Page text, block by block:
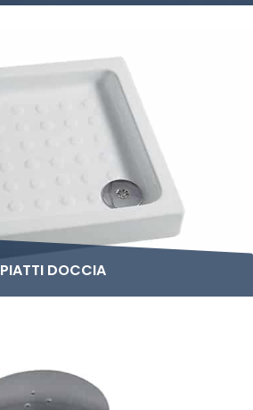
PIATTI DOCCIA